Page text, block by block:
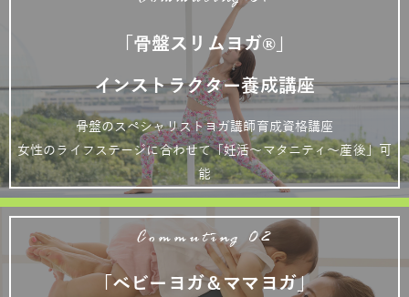
「骨盤スリムヨガ®」
インストラクター養成講座
骨盤のスペシャリストヨガ講師育成資格講座
女性のライフステージに合わせて「妊活～マタニティ～産後」可
能
Commuting 02
「ベビーヨガ＆ママヨガ」